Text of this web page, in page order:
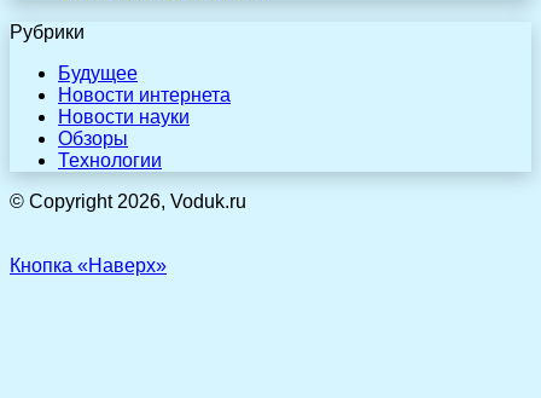
Рубрики
Будущее
Новости интернета
Новости науки
Обзоры
Технологии
© Copyright 2026, Voduk.ru
Кнопка «Наверх»